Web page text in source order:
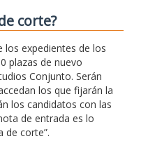
corte?
los expedientes de los
plazas de nuevo
Conjunto. Serán
los que fijarán la
los candidatos con las
de entrada es lo
de corte”.